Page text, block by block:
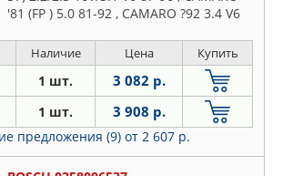
'81 (FP ) 5.0 81-92 , CAMARO ?92 3.4 V6
(1 69Наличие Цена Купить
1 шт. 3 082 р.
1 шт. 3 908 р.
предложения (9) от 2 607 р.